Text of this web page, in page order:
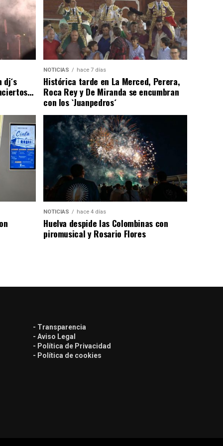
NOTICIAS hace 7 días
Histórica tarde en La Merced, Perera,
Roca Rey y De Miranda se encumbran
con los `Juanpedros´
NOTICIAS hace 4 días
Huelva despide las Colombinas con
piromusical y Rosario Flores
- Transparencia
- Aviso Legal
- Política de Privacidad
- Política de cookies